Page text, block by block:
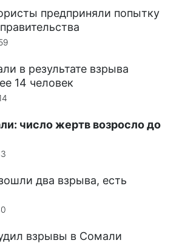
предприняли попытку
в результате взрыва
14 человек
число жертв возросло до
два взрыва, есть
взрывы в Сомали